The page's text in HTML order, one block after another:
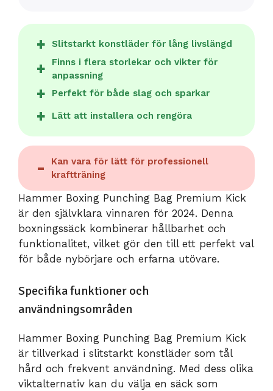
Slitstarkt konstläder för lång livslängd
Finns i flera storlekar och vikter för
anpassning
Perfekt för både slag och sparkar
Lätt att installera och rengöra
Kan vara för lätt för professionell
kraftträning
Hammer Boxing Punching Bag Premium Kick
är den självklara vinnaren för 2024. Denna
boxningssäck kombinerar hållbarhet och
funktionalitet, vilket gör den till ett perfekt val
för både nybörjare och erfarna utövare.
Specifika funktioner och
användningsområden
Hammer Boxing Punching Bag Premium Kick
är tillverkad i slitstarkt konstläder som tål
hård och frekvent användning. Med dess olika
viktalternativ kan du välja en säck som